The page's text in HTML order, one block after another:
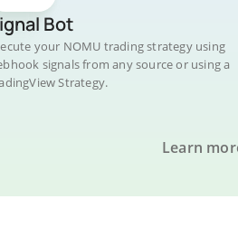
Bot
your NOMU trading strategy using
signals from any source or using a
Strategy.
Learn